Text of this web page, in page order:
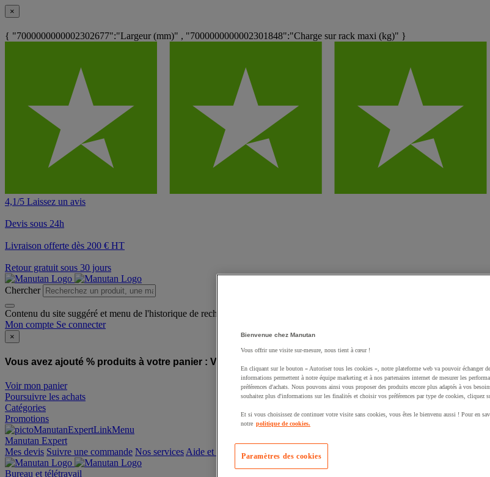
×
{ "7000000000002302677":"Largeur (mm)" , "7000000000002301848":"Charge sur rack maxi (kg)" }
4,1/5 Laissez un avis
Devis sous 24h
Livraison offerte dès 200 € HT
Retour gratuit sous 30 jours
Chercher
Contenu du site suggéré et menu de l'historique de recherche
Mon compte Se connecter
×
Vous avez ajouté % produits à votre panier : Vous avez ajouté un produit à votre panier :
Voir mon panier
Poursuivre les achats
Catégories
Promotions
Manutan Expert
offre reconditionnée
Mes devis Suivre une commande Nos services Aide et contact
Bienvenue chez Manutan
Vous offrir une visite sur-mesure, nous tient à cœur !
En cliquant sur le bouton « Autoriser tous les cookies », notre plateforme web va pouvoir échanger
informations permettent à notre équipe marketing et à nos partenaires internet de mesurer les
préférences d'achats. Nous pouvons ainsi vous proposer des produits encore plus adaptés à vos
souhaitez plus d'informations sur les finalités et choisir vos préférences par type de cookies, cliquez
Et si vous choisissez de continuer votre visite sans cookies, vous êtes le bienvenu aussi ! Pour en
notre politique de cookies.
Paramètres des cookies